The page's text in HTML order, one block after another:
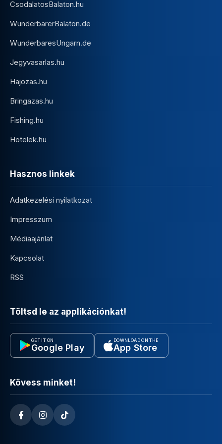
CsodalatosBalaton.hu
WunderbarerBalaton.de
WunderbaresUngarn.de
Jegyvasarlas.hu
Hajozas.hu
Bringazas.hu
Fishing.hu
Hotelek.hu
Hasznos linkek
Adatkezelési nyilatkozat
Impresszum
Médiaajánlat
Kapcsolat
RSS
Töltsd le az applikációnkat!
GET IT ON
Google Play
DOWNLOAD ON THE
App Store
Kövess minket!